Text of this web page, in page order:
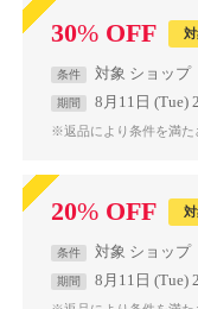
30% OFF
条件 対象 ショップ
期間 8月11日 (Tue)
※返品により条件を満た
20% OFF
条件 対象 ショップ
期間 8月11日 (Tue)